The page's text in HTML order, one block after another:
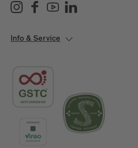
Info & Service